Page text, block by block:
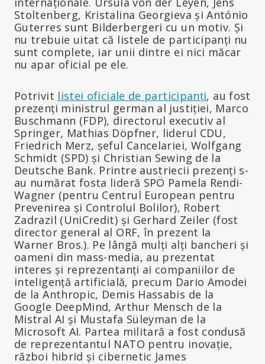
Stoltenberg, Kristalina Georgieva și António
Guterres sunt Bilderbergeri cu un motiv. Și
nu trebuie uitat că listele de participanți nu
sunt complete, iar unii dintre ei nici măcar
nu apar oficial pe ele.
Potrivit listei oficiale de participanți, au fost
prezenți ministrul german al justiției, Marco
Buschmann (FDP), directorul executiv al
Springer, Mathias Döpfner, liderul CDU,
Friedrich Merz, șeful Cancelariei, Wolfgang
Schmidt (SPD) și Christian Sewing de la
Deutsche Bank. Printre austriecii prezenți s-
au numărat fosta lideră SPÖ Pamela Rendi-
Wagner (pentru Centrul European pentru
Prevenirea și Controlul Bolilor), Robert
Zadrazil (UniCredit) și Gerhard Zeiler (fost
director general al ORF, în prezent la
Warner Bros.). Pe lângă mulți alți bancheri și
oameni din mass-media, au prezentat
interes și reprezentanți ai companiilor de
inteligență artificială, precum Dario Amodei
de la Anthropic, Demis Hassabis de la
Google DeepMind, Arthur Mensch de la
Mistral AI și Mustafa Süleyman de la
Microsoft AI. Partea militară a fost condusă
de reprezentantul NATO pentru inovație,
război hibrid și cibernetic James